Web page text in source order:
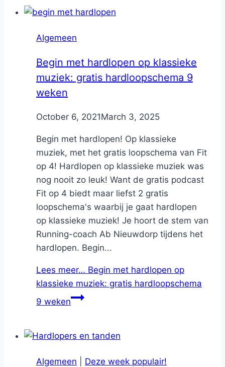
Algemeen
Begin met hardlopen op klassieke
muziek: gratis hardloopschema 9
weken
ByNicole
October 6, 2021March 3, 2025
Begin met hardlopen! Op klassieke
muziek, met het gratis loopschema van Fit
op 4! Hardlopen op klassieke muziek was
nog nooit zo leuk! Want de gratis podcast
Fit op 4 biedt maar liefst 2 gratis
loopschema's waarbij je gaat hardlopen
op klassieke muziek! Je hoort de stem van
Running-coach Ab Nieuwdorp tijdens het
hardlopen. Begin...
Lees meer… Begin met hardlopen op
klassieke muziek: gratis hardloopschema
9 weken
Algemeen Deze week populair!